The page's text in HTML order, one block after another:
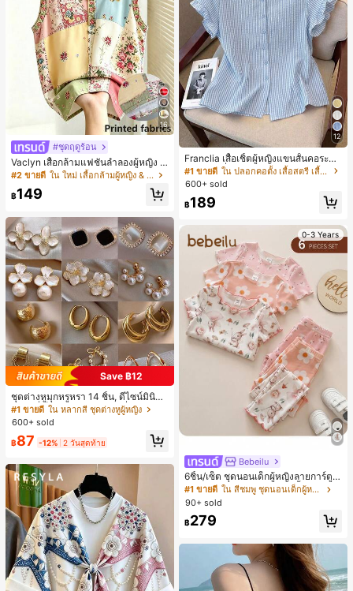
16
#ชุดฤดูร้อน
Vaclyn เสื้อกล้ามแฟชั่นลำลองผู้หญิง ล
ายแพตช์เวิร์ก แขนกุด คอกลม ติดกระดุ
#2 ขายดี ใน ใหม่ เสื้อกล้ามผู้หญิง & Camis
฿149
Save ฿12
ชุดต่างหูมุกหรูหรา 14 ชิ้น, ดีไซน์มินิมอ
ลใหม่ที่เป็นเอกลักษณ์ ต่างหูที่สง่างาม
สำหรับผู้หญิง, ของขวัญสำหรับเธอ
#1 ขายดี ใน หลากสี ชุดต่างหูผู้หญิง
600+ sold
฿87 -12% 2 วันสุดท้าย
12
Franclia เสื้อเชิ้ตผู้หญิงแขนสั้นคอระบา
ยกระดุมเดี่ยวลายทาง
#1 ขายดี
ใน ปลอกคอตั้ง เสื้อสตรี เสื้อเบลาส์ & Tee
600+ sold
฿189
0-3 Years
Bebeilu
6ชิ้น/เซ็ต ชุดนอนเด็กผู้หญิงลายการ์ตูน
หมีและดอกไม้ คอกลม แขนสั้น กางเกง
ขาสั้น ขอบระบาย สวมใส่สบาย
#1 ขายดี
ใน สีชมพู ชุดนอนเด็กผู้หญิง
90+ sold
฿279